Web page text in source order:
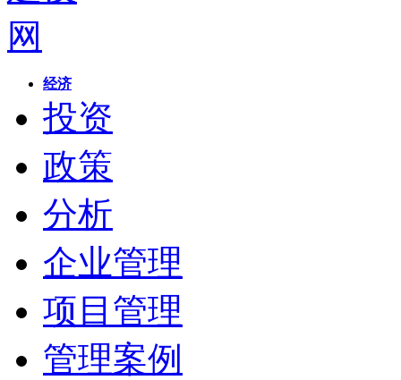
经济
投资
政策
分析
企业管理
项目管理
管理案例